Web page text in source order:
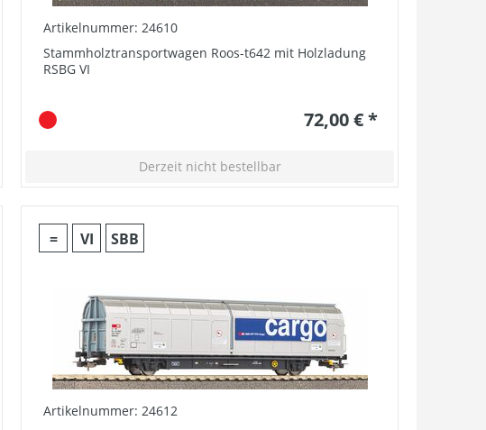
Artikelnummer: 24610
Stammholztransportwagen Roos-t642 mit Holzladung
RSBG VI
72,00 € *
Derzeit nicht bestellbar
= VI SBB
Artikelnummer: 24612